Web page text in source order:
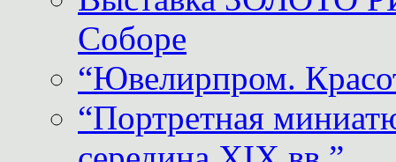
Соборе
“Ювелирпром.
“Портретная